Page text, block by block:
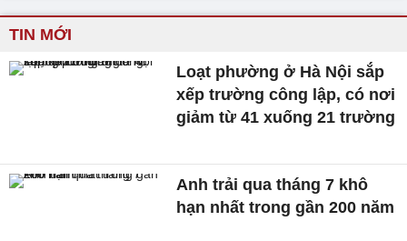
TIN MỚI
Loạt phường ở Hà Nội sắp
xếp trường công lập, có nơi
giảm từ 41 xuống 21 trường
Anh trải qua tháng 7 khô
hạn nhất trong gần 200 năm